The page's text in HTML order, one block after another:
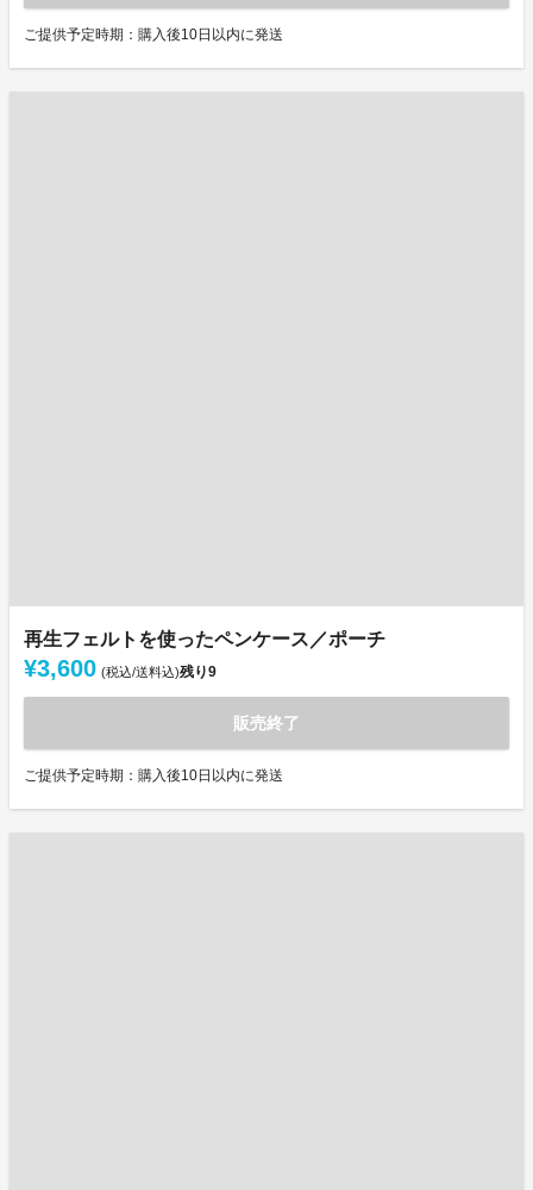
ご提供予定時期：購入後10日以内に発送
再生フェルトを使ったペンケース／ポーチ
¥3,600 (税込/送料込)残り9
販売終了
ご提供予定時期：購入後10日以内に発送